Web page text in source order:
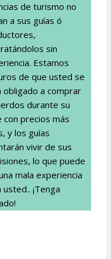
de turismo no
a sus guías ó
sin
Estamos
de que usted se
obligado a comprar
durante su
con precios más
y los guías
vivir de sus
lo que puede
mala experiencia
usted.. ¡Tenga